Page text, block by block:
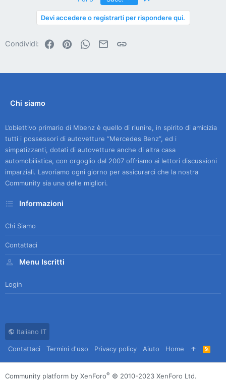
Devi accedere o registrarti per rispondere qui.
Condividi: FacebookPinterestWhatsApp
Email
Chi siamo
L’obiettivo primario di Mbenz è quello di riunire, in spirito di amicizia
tutti i possessori di autovetture “Mercedes Benz”, ed i
simpatizzanti, dotati di autovetture anche di altra casa
automobilistica, con orgoglio dal 2007 offriamo ai lettori discussioni
imparziali. Lavoriamo ogni giorno per assicurarci che la nostra
Community sia una delle migliori.
Informazioni
Chi Siamo
Contattaci
Menu Iscritti
Login
Italiano IT
Contattaci Termini d'uso Privacy policy Aiuto Home
R
S
S
Community platform by XenForo® © 2010-2023 XenForo Ltd.